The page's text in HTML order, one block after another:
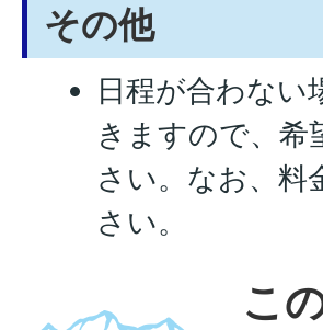
その他
日程が合わない
きますので、希
さい。なお、料
さい。
こ